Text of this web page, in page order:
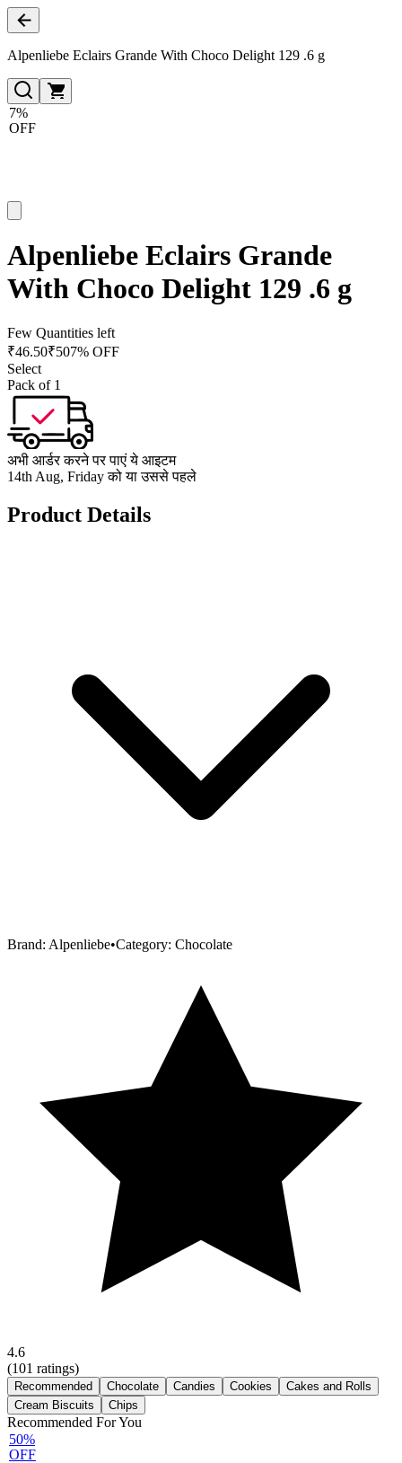
Alpenliebe Eclairs Grande With Choco Delight 129 .6 g
7%
OFF
Alpenliebe Eclairs Grande
With Choco Delight 129 .6 g
Few Quantities left
₹46.50₹507% OFF
Select
Pack of 1
अभी आर्डर करने पर पाएं ये आइटम
14th Aug, Friday को या उससे पहले
Product Details
Brand: Alpenliebe•Category: Chocolate
4.6
(101 ratings)
Recommended Chocolate Candies Cookies
Cakes and Rolls
Cream Biscuits
Chips
Recommended For You
50%
OFF